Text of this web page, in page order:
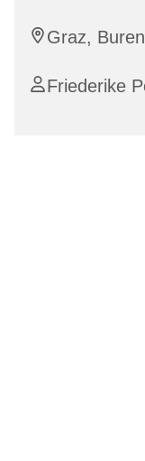
Graz,
Friederike